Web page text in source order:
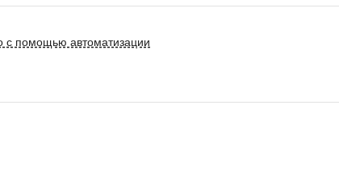
с помощью автоматизации